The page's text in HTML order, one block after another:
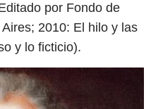
por Fondo de
2010: El hilo y las
y lo ficticio).